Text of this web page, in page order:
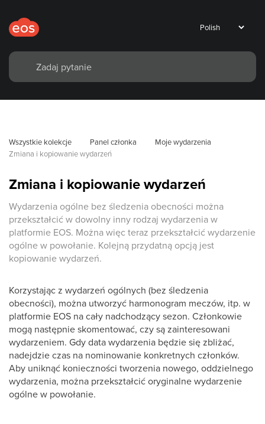
Wszystkie kolekcje Panel członka
Moje wydarzenia
Zmiana i kopiowanie wydarzeń
Zmiana i kopiowanie wydarzeń
Wydarzenia ogólne bez śledzenia obecności można
przekształcić w dowolny inny rodzaj wydarzenia w
platformie EOS. Można więc teraz przekształcić wydarzenie
ogólne w powołanie. Kolejną przydatną opcją jest
kopiowanie wydarzeń.
Korzystając z wydarzeń ogólnych (bez śledzenia
obecności), można utworzyć harmonogram meczów, itp. w
platformie EOS na cały nadchodzący sezon. Członkowie
mogą następnie skomentować, czy są zainteresowani
wydarzeniem. Gdy data wydarzenia będzie się zbliżać,
nadejdzie czas na nominowanie konkretnych członków.
Aby uniknąć konieczności tworzenia nowego, oddzielnego
wydarzenia, można przekształcić oryginalne wydarzenie
ogólne w powołanie.